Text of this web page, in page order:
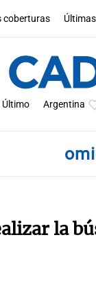
coberturas
Último Argentina
la